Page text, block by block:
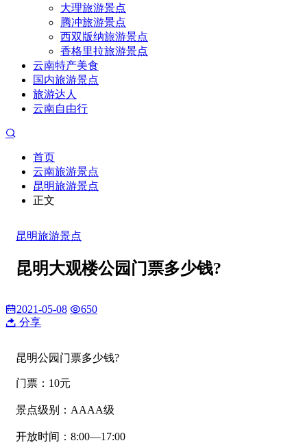
大理旅游景点
腾冲旅游景点
西双版纳旅游景点
香格里拉旅游景点
云南特产美食
国内旅游景点
旅游达人
云南自由行
首页
云南旅游景点
昆明旅游景点
正文
昆明旅游景点
昆明大观楼公园门票多少钱?
2021-05-08
650
分享
昆明公园门票多少钱?
门票：10元
景点级别：AAAA级
开放时间：8:00—17:00